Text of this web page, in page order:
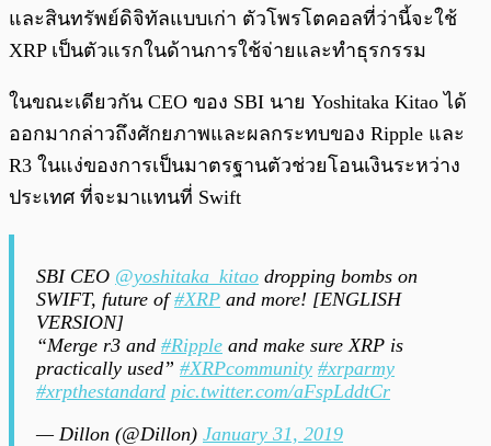
และสินทรัพย์ดิจิทัลแบบเก่า ตัวโพรโตคอลที่ว่านี้จะใช้
XRP เป็นตัวแรกในด้านการใช้จ่ายและทำธุรกรรม
ในขณะเดียวกัน CEO ของ SBI นาย Yoshitaka Kitao ได้
ออกมากล่าวถึงศักยภาพและผลกระทบของ Ripple และ
R3 ในแง่ของการเป็นมาตรฐานตัวช่วยโอนเงินระหว่าง
ประเทศ ที่จะมาแทนที่ Swift
SBI CEO @yoshitaka_kitao dropping bombs on
SWIFT, future of#XRP and more! [ENGLISH
VERSION]
“Merge r3 and #Ripple and make sure XRP is
practically used” #XRPcommunity #xrparmy
#xrpthestandard pic.twitter.com/aFspLddtCr
— Dillon (@Dillon) January 31, 2019